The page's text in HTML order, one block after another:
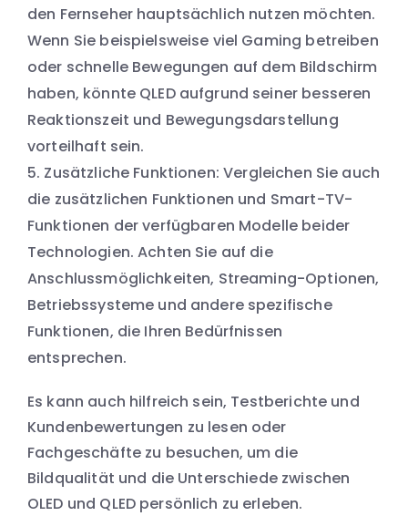
den Fernseher hauptsächlich nutzen möchten.
Wenn Sie beispielsweise viel Gaming betreiben
oder schnelle Bewegungen auf dem Bildschirm
haben, könnte QLED aufgrund seiner besseren
Reaktionszeit und Bewegungsdarstellung
vorteilhaft sein.
Zusätzliche Funktionen: Vergleichen Sie auch
die zusätzlichen Funktionen und Smart-TV-
Funktionen der verfügbaren Modelle beider
Technologien. Achten Sie auf die
Anschlussmöglichkeiten, Streaming-Optionen,
Betriebssysteme und andere spezifische
Funktionen, die Ihren Bedürfnissen
entsprechen.
Es kann auch hilfreich sein, Testberichte und
Kundenbewertungen zu lesen oder
Fachgeschäfte zu besuchen, um die
Bildqualität und die Unterschiede zwischen
OLED und QLED persönlich zu erleben.